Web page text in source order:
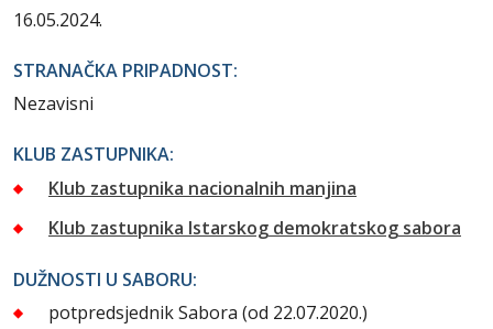
16.05.2024.
STRANAČKA PRIPADNOST:
Nezavisni
KLUB ZASTUPNIKA:
Klub zastupnika nacionalnih manjina
Klub zastupnika Istarskog demokratskog sabora
DUŽNOSTI U SABORU:
potpredsjednik Sabora (od 22.07.2020.)